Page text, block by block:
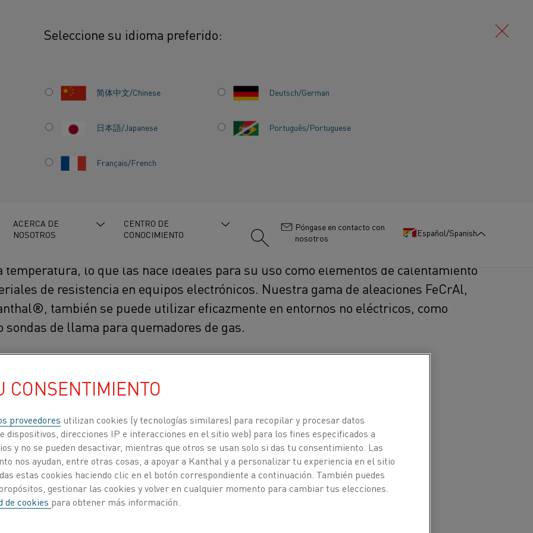
Seleccione su idioma preferido:
简体中文/Chinese Deutsch/German
日本語/Japanese Português/Portuguese
Français/French
ACERCA DE
NOSOTROS
CENTRO DE
CONOCIMIENTO
:
Póngase en contacto con
nosotros
Español/Spanish
Aleaciones ferríticas
son conocidas por su alta resistividad eléctrica y su excepcional resistencia a la
temperatura, lo que las hace ideales para su uso como elementos de calentamiento
de resistencia en equipos electrónicos. Nuestra gama de aleaciones FeCrAl,
también se puede utilizar eficazmente en entornos no eléctricos, como
sondas de llama para quemadores de gas.
Kanthal®
y mecánicas
KANTHAL®
1425 °C (2600 °F)
CONSENTIMIENTO
proveedores utilizan cookies (y tecnologías similares) para recopilar y procesar datos
dispositivos, direcciones IP e interacciones en el sitio web) para los fines especificados a
y no se pueden desactivar, mientras que otros se usan solo si das tu consentimiento. Las
nos ayudan, entre otras cosas, a apoyar a Kanthal y a personalizar tu experiencia en el sitio
estas cookies haciendo clic en el botón correspondiente a continuación. También puedes
gestionar las cookies y volver en cualquier momento para cambiar tus elecciones.
de cookies para obtener más información.